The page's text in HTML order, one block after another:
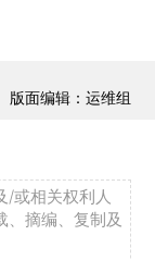
版面编辑：运维组
/或相关权利人
、摘编、复制及